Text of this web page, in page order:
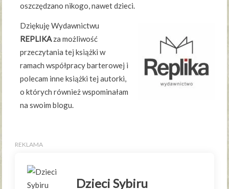
oszczędzano nikogo, nawet dzieci.
Dziękuję Wydawnictwu
REPLIKA za możliwość
przeczytania tej książki w
ramach współpracy barterowej i
polecam inne książki tej autorki,
o których również wspominałam
na swoim blogu.